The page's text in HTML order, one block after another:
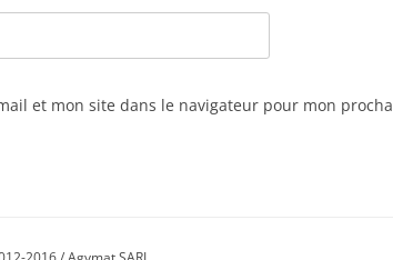
et mon site dans le navigateur pour mon